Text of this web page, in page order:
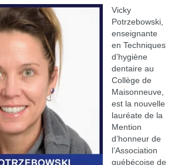
Vicky
Potrzebowski,
enseignante
en Techniques
d’hygiène
dentaire au
Collège de
Maisonneuve,
est la nouvelle
lauréate de la
Mention
d’honneur de
l’Association
québécoise de